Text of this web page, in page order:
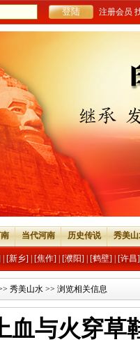
注册会员
当代河南 历史传说 秀美
[新乡] [焦作] [濮阳] [鹤壁] [许昌]
秀美山水 >> 浏览相关信息
血与火穿草